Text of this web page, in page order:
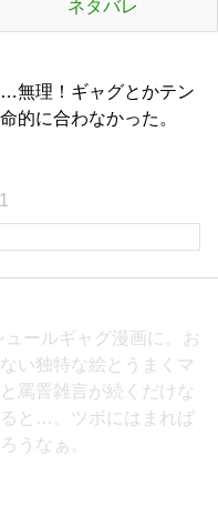
ネタバレ
無理！ギャグとかテン
的に合わなかった。
ールギャグ漫画に。お
い独特な絵とうまくマ
罵詈雑言が続くだけな
と…。ツボにはまれば
うなぁ。